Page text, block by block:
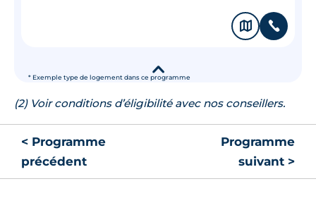
* Exemple type de logement dans ce programme
🗞 📞
▾
(2) Voir conditions d’éligibilité avec nos conseillers.
< Programme
précédent
Programme
suivant >